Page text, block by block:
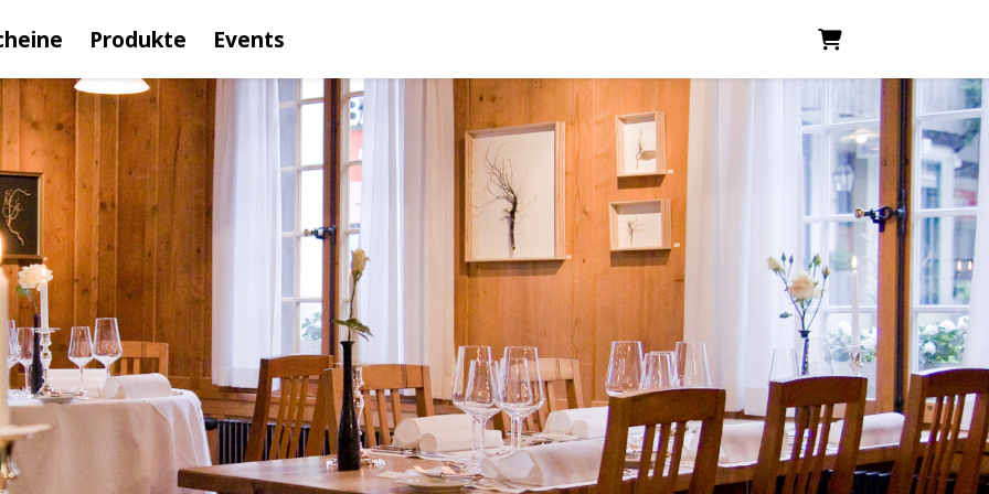
Produkte Events Warenkorb